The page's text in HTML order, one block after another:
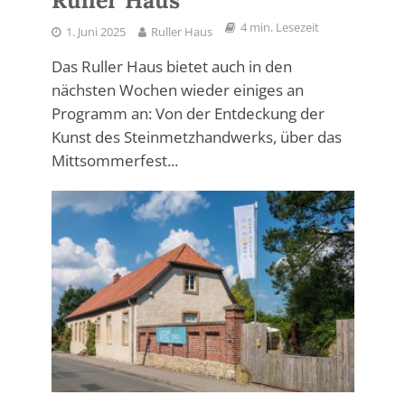
1. Juni 2025 Ruller Haus 4 min. Lesezeit
Das Ruller Haus bietet auch in den
nächsten Wochen wieder einiges an
Programm an: Von der Entdeckung der
Kunst des Steinmetzhandwerks, über das
Mittsommerfest...